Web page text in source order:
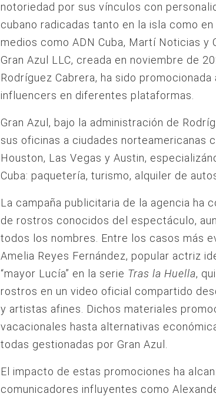
notoriedad por sus vínculos con
cubano radicadas tanto en la isla como
medios como ADN Cuba, Martí Noticias y
Gran Azul LLC, creada en noviembre de
Rodríguez Cabrera, ha sido
influencers en diferentes plataformas.
Gran Azul, bajo la administración de
sus oficinas a ciudades norteamericanas
Houston, Las Vegas y Austin,
Cuba: paquetería, turismo, alquiler de
La campaña publicitaria de la agencia ha
de rostros conocidos del espectáculo,
todos los nombres. Entre los casos más
Amelia Reyes Fernández, popular actriz
“mayor Lucía” en la serie Tras la Huella,
rostros en un video oficial compartido
y artistas afines. Dichos materiales
vacacionales hasta alternativas
todas gestionadas por Gran Azul.
El impacto de estas promociones ha
comunicadores influyentes como